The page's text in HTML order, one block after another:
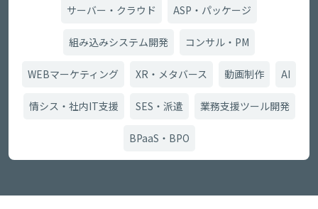
サーバー・クラウド ASP・パッケージ
組み込みシステム開発 コンサル・PM
WEBマーケティング XR・メタバース 動画制作 AI
情シス・社内IT支援 SES・派遣 業務支援ツール開発
BPaaS・BPO